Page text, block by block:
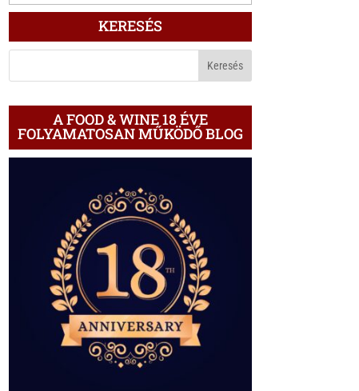
ÍRÁS
BLOGON
KERESÉS
A FOOD & WINE 18 ÉVE
FOLYAMATOSAN MŰKÖDŐ BLOG